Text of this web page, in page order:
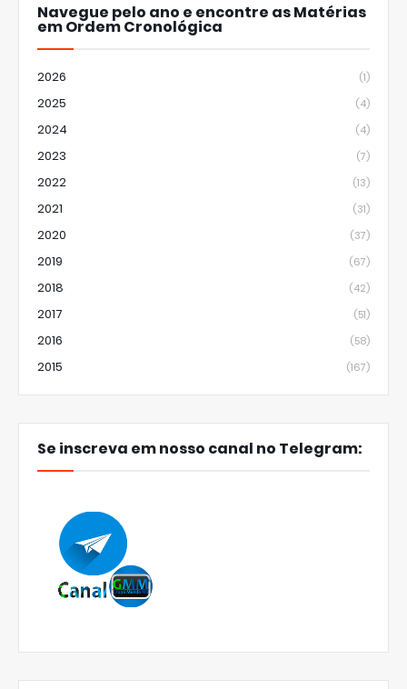
Navegue pelo ano e encontre as Matérias
em Ordem Cronológica
2026 (1)
2025 (4)
2024 (4)
2023 (7)
2022 (13)
2021 (31)
2020 (37)
2019 (67)
2018 (42)
2017 (51)
2016 (58)
2015 (167)
Se inscreva em nosso canal no Telegram: